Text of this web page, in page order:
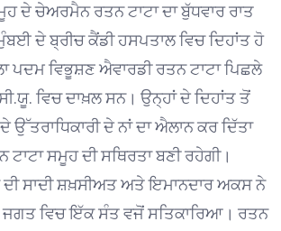
ਦੇ ਚੇਅਰਮੈਨ ਰਤਨ ਟਾਟਾ ਦਾ ਬੁੱਧਵਾਰ ਰਾਤ
ਦੇ ਬ੍ਰੀਚ ਕੈਂਡੀ ਹਸਪਤਾਲ ਵਿਚ ਦਿਹਾਂਤ ਹੋ
ਪਦਮ ਵਿਭੂਸ਼ਣ ਐਵਾਰਡੀ ਰਤਨ ਟਾਟਾ ਪਿਛਲੇ
ਵਿਚ ਦਾਖ਼ਲ ਸਨ। ਉਨ੍ਹਾਂ ਦੇ ਦਿਹਾਂਤ ਤੋਂ
ਉੱਤਰਾਧਿਕਾਰੀ ਦੇ ਨਾਂ ਦਾ ਐਲਾਨ ਕਰ ਦਿੱਤਾ
ਟਾਟਾ ਸਮੂਹ ਦੀ ਸਥਿਰਤਾ ਬਣੀ ਰਹੇਗੀ।
ਦੀ ਸਾਦੀ ਸ਼ਖ਼ਸੀਅਤ ਅਤੇ ਇਮਾਨਦਾਰ ਅਕਸ ਨੇ
ਜਗਤ ਵਿਚ ਇੱਕ ਸੰਤ ਵਜੋਂ ਸਤਿਕਾਰਿਆ। ਰਤਨ